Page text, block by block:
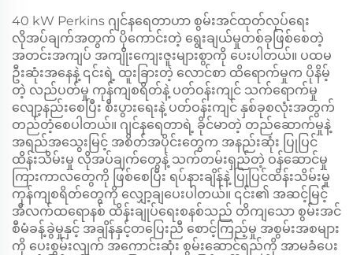
40 kW Perkins ဂျင်နရေတာဟာ စွမ်းအင်ထုတ်လုပ်ရေး
လိုအပ်ချက်အတွက် ပိုကောင်းတဲ့ ရွေးချယ်မှုတစ်ခုဖြစ်စေတဲ့
အတင်းအကျပ် အကျိုးကျေးဇူးများစွာကို ပေးပါတယ်။ ပထမ
ဦးဆုံးအနေနဲ့ ၎င်းရဲ့ ထူးခြားတဲ့ လောင်စာ ထိရောက်မှုက ပိုနိမ့်
တဲ့ လည်ပတ်မှု ကုန်ကျစရိတ်နဲ့ ပတ်ဝန်းကျင် သက်ရောက်မှု
လျော့နည်းစေပြီး စီးပွားရေးနဲ့ ပတ်ဝန်းကျင် နှစ်ခုစလုံးအတွက်
တည်တံ့စေပါတယ်။ ဂျင်နရေတာရဲ့ ခိုင်မာတဲ့ တည်ဆောက်မှုနဲ့
အရည်အသွေးမြင့် အစိတ်အပိုင်းတွေက အနည်းဆုံး ပြုပြင်
ထိန်းသိမ်းမှု လိုအပ်ချက်တွေနဲ့ သက်တမ်းရှည်တဲ့ ဝန်ဆောင်မှု
ကြားကာလတွေကို ဖြစ်စေပြီး ရပ်နားချိန်နဲ့ ပြုပြင်ထိန်းသိမ်းမှု
ကုန်ကျစရိတ်တွေကို လျှော့ချပေးပါတယ်။ ၎င်း၏ အဆင့်မြင့်
အီလက်ထရောနစ် ထိန်းချုပ်ရေးစနစ်သည် တိကျသော စွမ်းအင်
စီမံခန့်ခွဲမှုနှင့် အချိန်နှင့်တပြေးညီ စောင့်ကြည့်မှု အစွမ်းအစများ
ကို ပေးစွမ်းလျက် အကောင်းဆုံး စွမ်းဆောင်ရည်ကို အာမခံပေး